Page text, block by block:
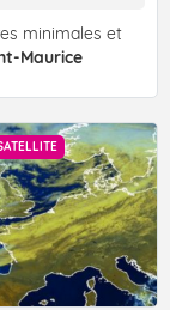
minimales et
Maurice